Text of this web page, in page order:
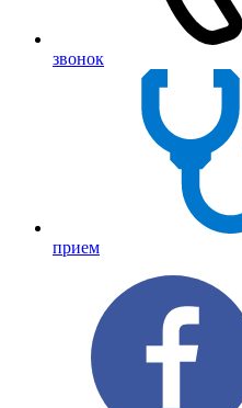
звонок
прием